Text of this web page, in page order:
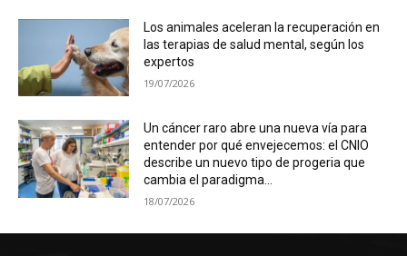
Los animales aceleran la recuperación en
las terapias de salud mental, según los
expertos
19/07/2026
Un cáncer raro abre una nueva vía para
entender por qué envejecemos: el CNIO
describe un nuevo tipo de progeria que
cambia el paradigma...
18/07/2026